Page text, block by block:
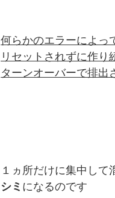
何らかのエラーによっ
リセットされずに作り
ターンオーバーで排出
１ヵ所だけに集中して
シミ になるのです